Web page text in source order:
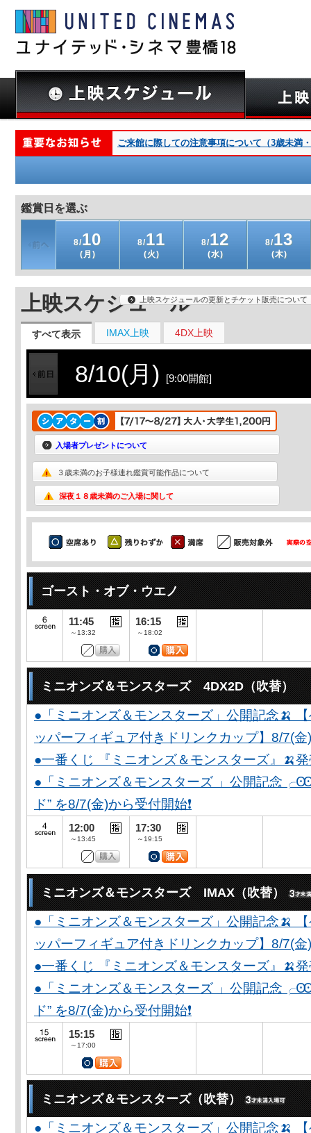
ご来館に際しての注意事項について（3歳未満
鑑賞日を選ぶ
8/10
(月)
8/11
(火)
8/12
(水)
8/13
(木)
上映スケジュール
すべて表示 IMAX上映 4DX上映
上映スケジュールの更新とチケット販売について
8/10(月) [9:00開館]
入場者プレゼントについて
３歳未満のお子様連れ鑑賞可能作品について
深夜１８歳未満のご入場に関して
ゴースト・オブ・ウエノ
11:45
～13:32
16:15
～18:02
ミニオンズ＆モンスターズ 4DX2D（吹替）
●「ミニオンズ＆モンスターズ」公開記念🍌
ッパーフィギュア付きドリンクカップ】8/7(金
●一番くじ 『ミニオンズ＆モンスターズ』🍌
●「ミニオンズ＆モンスターズ 」公開記念
ド” を8/7(金)から受付開始❗️
12:00
～13:45
17:30
～19:15
ミニオンズ＆モンスターズ IMAX（吹替）
●「ミニオンズ＆モンスターズ」公開記念🍌
ッパーフィギュア付きドリンクカップ】8/7(金
●一番くじ 『ミニオンズ＆モンスターズ』🍌
●「ミニオンズ＆モンスターズ 」公開記念
ド” を8/7(金)から受付開始❗️
15:15
～17:00
ミニオンズ＆モンスターズ（吹替）
●「ミニオンズ＆モンスターズ」公開記念🍌